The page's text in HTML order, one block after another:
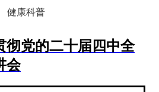
健康科普
彻党的二十届四中全
会